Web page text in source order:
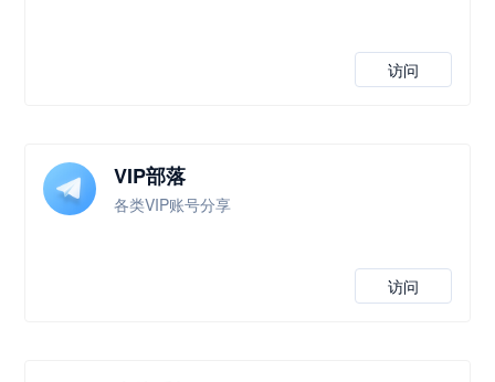
访问
VIP部落
各类VIP账号分享
访问